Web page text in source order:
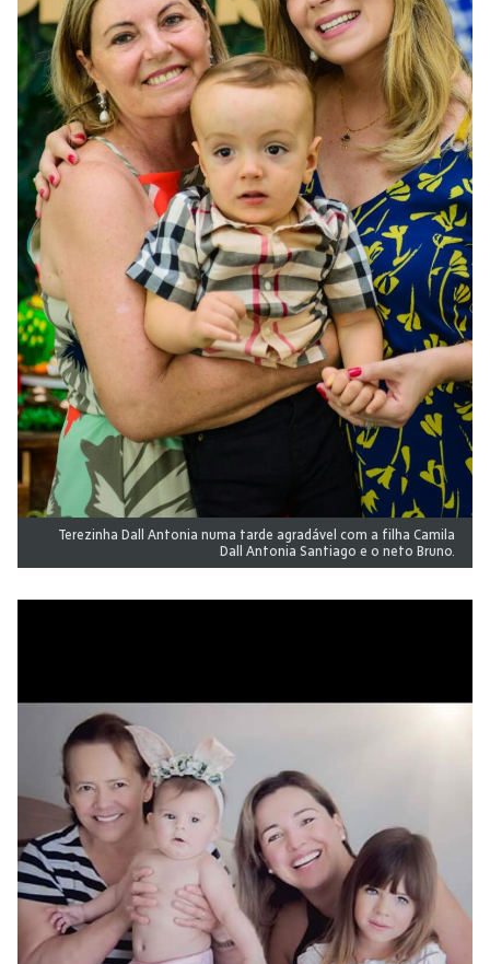
Terezinha Dall Antonia numa tarde agradável com a filha Camila
Dall Antonia Santiago e o neto Bruno.